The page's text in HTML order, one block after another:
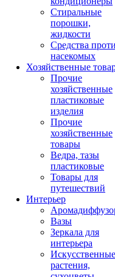
Стиральные
порошки,
жидкости
Средства
насекомых
Хозяйственные
Прочие
хозяйственные
пластиковые
изделия
Прочие
хозяйственные
товары
Ведра, тазы
пластиковые
Товары для
путешествий
Интерьер
Вазы
Зеркала для
интерьера
Искусственные
растения,